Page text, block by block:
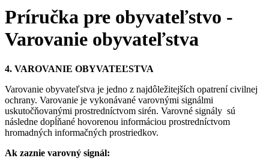
Príručka pre obyvateľstvo -
Varovanie obyvateľstva
4. VAROVANIE OBYVATEĽSTVA
Varovanie obyvateľstva je jedno z najdôležitejších opatrení civilnej
ochrany. Varovanie je vykonávané varovnými signálmi
uskutočňovanými prostredníctvom sirén. Varovné signály sú
následne dopĺňané hovorenou informáciou prostredníctvom
hromadných informačných prostriedkov.
Ak zaznie varovný signál: